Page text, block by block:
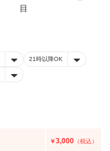
21時以降OK
￥3,000 （税込）